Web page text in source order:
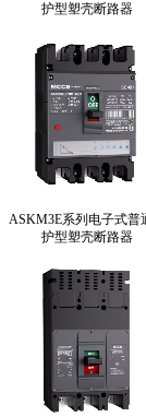
护型塑壳断路器
ASKM3E系列电子式普
护型塑壳断路器